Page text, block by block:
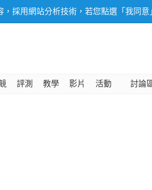
採用網站分析技術，若您點選「我同
評測 教學 影片 活動 討論